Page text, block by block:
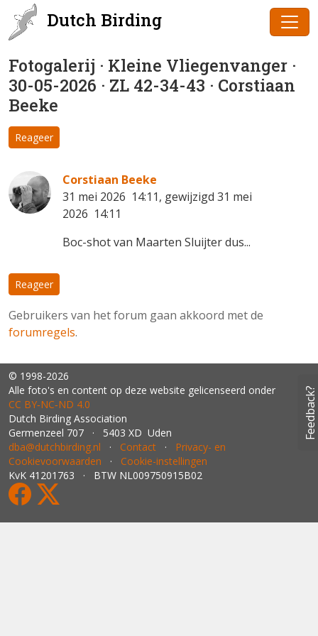
Dutch Birding
Fotogalerij · Kleine Vliegenvanger ·
30-05-2026 · ZL 42-34-43 · Corstiaan
Beeke
Reageer
Corstiaan Beeke
31 mei 2026 14:11, gewijzigd 31 mei
2026 14:11
Boc-shot van Maarten Sluijter dus...
Reageer
Gebruikers van het forum gaan akkoord met de
forumregels.
© 1998-2026
Alle foto's en content op deze website gelicenseerd onder
CC BY‑NC‑ND 4.0
Dutch Birding Association
Germenzeel 707 · 5403 XD Uden
dba@dutchbirding.nl · Contact · Privacy- en
Cookievoorwaarden · Cookie-instellingen
KvK 41201763 · BTW NL009750915B02
Feedback?